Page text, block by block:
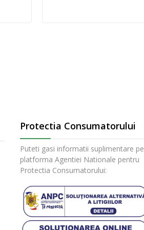
Protectia Consumatorului
Puteti gasi informatii suplimentare pe
platforma Agentiei Nationale pentru
Protectia Consumatorului: